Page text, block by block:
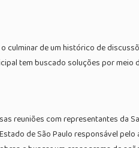
culminar de um histórico de
tem buscado soluções por
reuniões com representantes da
de São Paulo responsável